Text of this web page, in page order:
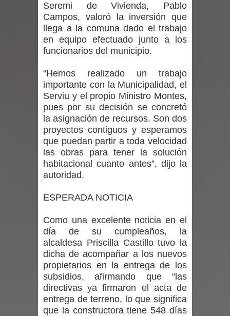
vacunarse
Mario Meza endurece críticas contra
Linares: “No dará la cara”
Seremi de Desarrollo Social y Familia
mantiene despliegue para apoyar a
niños y adolescentes durante la
emergencia.
Del anime al K-pop: especialistas U.
de Chile analizan el creciente interés
por las culturas japonesa y coreana
Renuncia del seremi Minvu en el
Maule golpea al Gobierno en medio de
denuncias por viviendas sociales en
Seremi de Vivienda, Pablo
Campos, valoró la inversión que
llega a la comuna dado el trabajo
en equipo efectuado junto a los
funcionarios del municipio.
“Hemos realizado un trabajo
importante con la Municipalidad, el
Serviu y el propio Ministro Montes,
pues por su decisión se concretó
la asignación de recursos. Son dos
proyectos contiguos y esperamos
que puedan partir a toda velocidad
las obras para tener la solución
habitacional cuanto antes”, dijo la
autoridad.
ESPERADA NOTICIA
Como una excelente noticia en el
día de su cumpleaños, la
alcaldesa Priscilla Castillo tuvo la
dicha de acompañar a los nuevos
propietarios en la entrega de los
subsidios, afirmando que “las
directivas ya firmaron el acta de
entrega de terreno, lo que significa
que la constructora tiene 548 días